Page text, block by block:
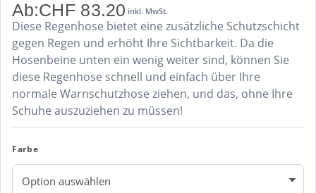
Ab:CHF83.20 inkl. MwSt.
Diese Regenhose bietet eine zusätzliche Schutzschicht
gegen Regen und erhöht Ihre Sichtbarkeit. Da die
Hosenbeine unten ein wenig weiter sind, können Sie
diese Regenhose schnell und einfach über Ihre
normale Warnschutzhose ziehen, und das, ohne Ihre
Schuhe auszuziehen zu müssen!
Farbe